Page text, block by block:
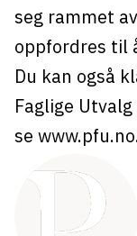
seg rammet
oppfordres til
Du kan også
Faglige
se www.pfu.no